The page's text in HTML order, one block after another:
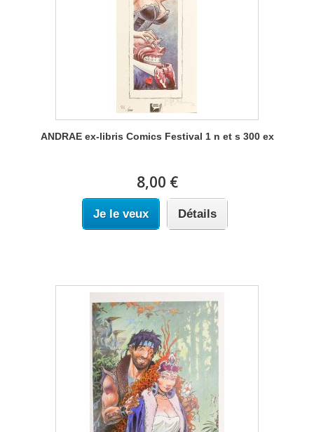
ANDRAE ex-libris Comics Festival 1 n et s 300 ex
8,00 €
Je le veux Détails